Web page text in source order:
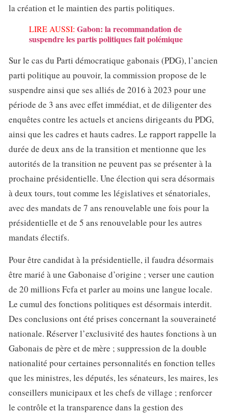
la création et le maintien des partis politiques.
LIRE AUSSI: Gabon: la recommandation de
suspendre les partis politiques fait polémique
Sur le cas du Parti démocratique gabonais (PDG), l’ancien
parti politique au pouvoir, la commission propose de le
suspendre ainsi que ses alliés de 2016 à 2023 pour une
période de 3 ans avec effet immédiat, et de diligenter des
enquêtes contre les actuels et anciens dirigeants du PDG,
ainsi que les cadres et hauts cadres. Le rapport rappelle la
durée de deux ans de la transition et mentionne que les
autorités de la transition ne peuvent pas se présenter à la
prochaine présidentielle. Une élection qui sera désormais
à deux tours, tout comme les législatives et sénatoriales,
avec des mandats de 7 ans renouvelable une fois pour la
présidentielle et de 5 ans renouvelable pour les autres
mandats électifs.
Pour être candidat à la présidentielle, il faudra désormais
être marié à une Gabonaise d’origine ; verser une caution
de 20 millions Fcfa et parler au moins une langue locale.
Le cumul des fonctions politiques est désormais interdit.
Des conclusions ont été prises concernant la souveraineté
nationale. Réserver l’exclusivité des hautes fonctions à un
Gabonais de père et de mère ; suppression de la double
nationalité pour certaines personnalités en fonction telles
que les ministres, les députés, les sénateurs, les maires, les
conseillers municipaux et les chefs de village ; renforcer
le contrôle et la transparence dans la gestion des